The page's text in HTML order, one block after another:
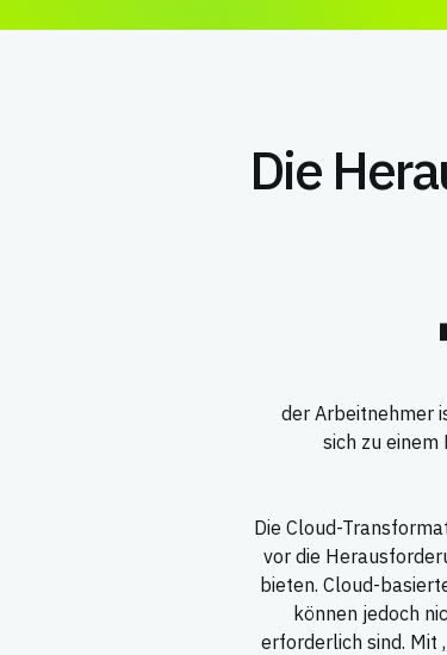
Die
der Arbeitnehmer
sich zu
Die Cloud-
vor die
bieten. Cloud-
können jedoch
erforderlich sind. Mit